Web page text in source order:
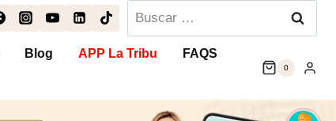
Buscar:
Blog APP La Tribu FAQS
0